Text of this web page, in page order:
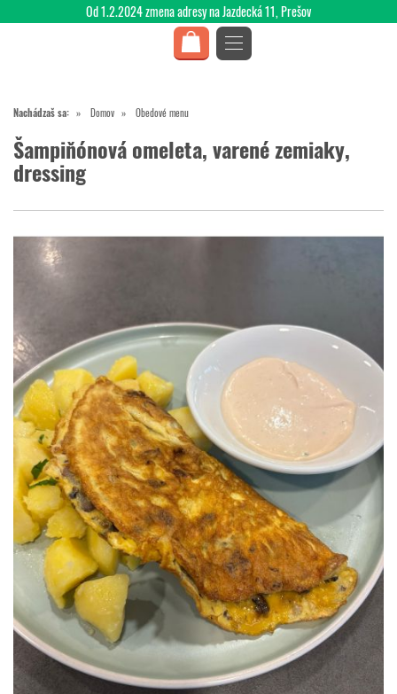
Nachádzaš sa: Domov Obedové menu
Šampiňónová omeleta, varené zemiaky,
dressing
Od 1.2.2024 zmena adresy na Jazdecká 11, Prešov